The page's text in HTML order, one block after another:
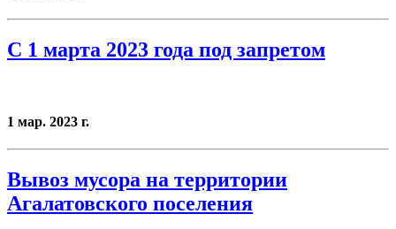
С 1 марта 2023 года под запретом
1 мар. 2023 г.
Вывоз мусора на территории
Агалатовского поселения